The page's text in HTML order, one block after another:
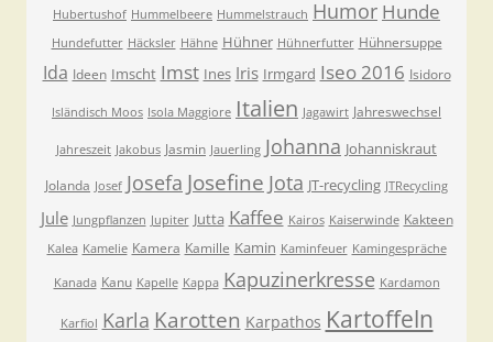
Hubertushof Hummelbeere Hummelstrauch Humor Hunde
Hundefutter Häcksler Hähne Hühner Hühnerfutter Hühnersuppe
Ida Ideen Imscht Imst Ines Iris Irmgard Iseo 2016 Isidoro
Isländisch Moos Isola Maggiore Italien Jagawirt Jahreswechsel
Jahreszeit Jakobus Jasmin Jauerling Johanna Johanniskraut
Jolanda Josef Josefa Josefine Jota JT-recycling JTRecycling
Jule Jungpflanzen Jupiter Jutta Kaffee Kairos Kaiserwinde Kakteen
Kalea Kamelie Kamera Kamille Kamin Kaminfeuer Kamingespräche
Kanada Kanu Kapelle Kappa Kapuzinerkresse Kardamon
Karfiol Karla Karotten Karpathos Kartoffeln